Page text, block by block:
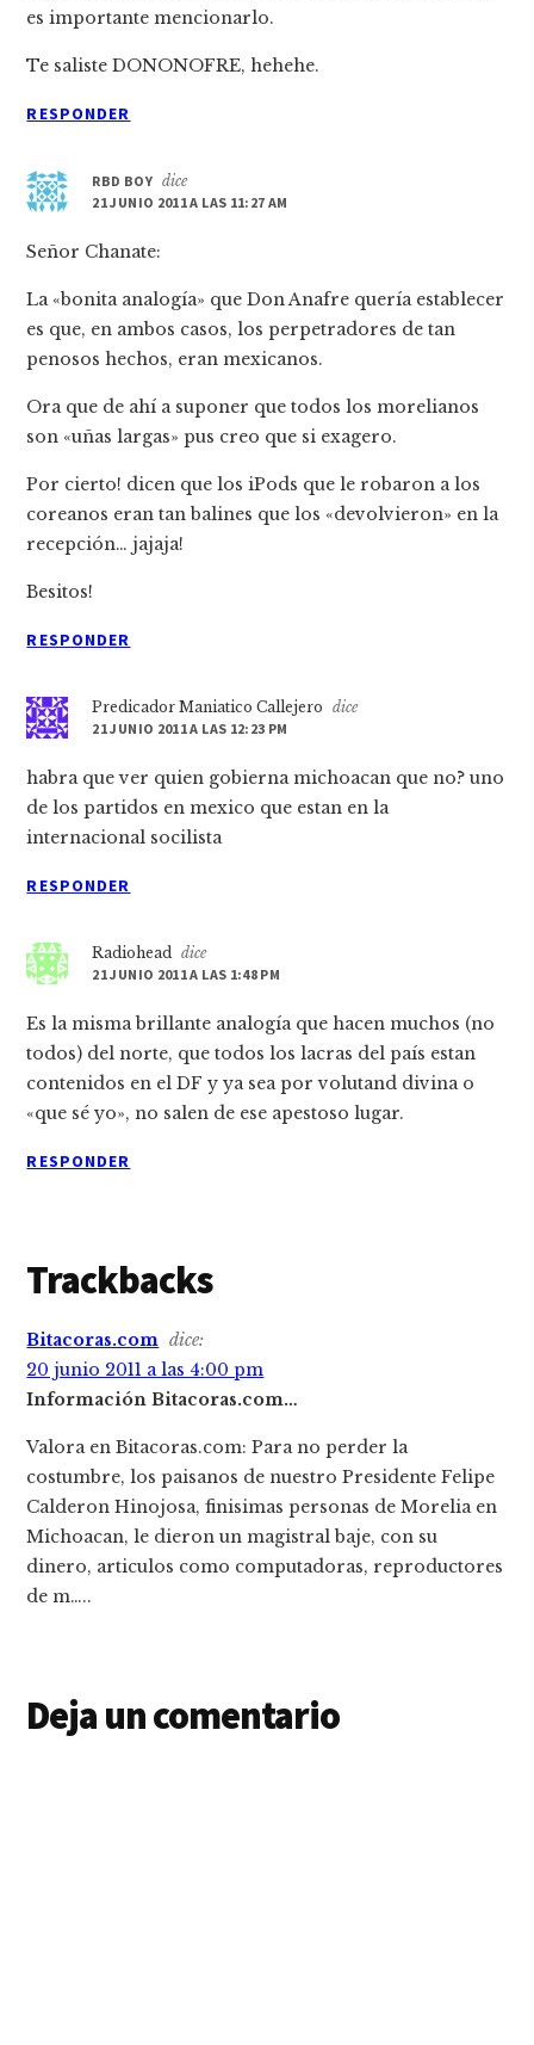
es importante mencionarlo.
Te saliste DONONOFRE, hehehe.
RESPONDER
RBD BOY dice
21 JUNIO 2011 A LAS 11:27 AM
Señor Chanate:
La «bonita analogía» que Don Anafre quería establecer
es que, en ambos casos, los perpetradores de tan
penosos hechos, eran mexicanos.
Ora que de ahí a suponer que todos los morelianos
son «uñas largas» pus creo que si exagero.
Por cierto! dicen que los iPods que le robaron a los
coreanos eran tan balines que los «devolvieron» en la
recepción… jajaja!
Besitos!
RESPONDER
Predicador Maniatico Callejero
dice
21 JUNIO 2011 A LAS 12:23 PM
habra que ver quien gobierna michoacan que no? uno
de los partidos en mexico que estan en la
internacional socilista
RESPONDER
Radiohead
dice
21 JUNIO 2011 A LAS 1:48 PM
Es la misma brillante analogía que hacen muchos (no
todos) del norte, que todos los lacras del país estan
contenidos en el DF y ya sea por volutand divina o
«que sé yo», no salen de ese apestoso lugar.
RESPONDER
Trackbacks
Bitacoras.com dice:
20 junio 2011 a las 4:00 pm
Información Bitacoras.com…
Valora en Bitacoras.com: Para no perder la
costumbre, los paisanos de nuestro Presidente Felipe
Calderon Hinojosa, finisimas personas de Morelia en
Michoacan, le dieron un magistral baje, con su
dinero, articulos como computadoras, reproductores
de m…..
Deja un comentario